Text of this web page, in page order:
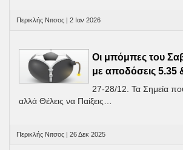
Περικλής Νιτσος | 2 Ιαν 2026
Οι μπόμπες του
με αποδόσεις 5.35
27-28/12. Τα Σημεία
αλλά Θέλεις να Παίξεις…
Περικλής Νιτσος | 26 Δεκ 2025